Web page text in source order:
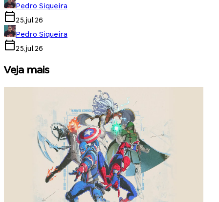
Pedro Siqueira
25.jul.26
Pedro Siqueira
25.jul.26
Veja mais